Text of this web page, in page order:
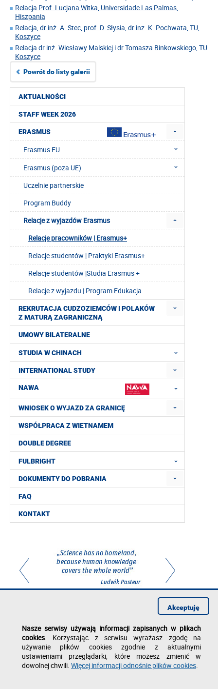
AKTUALNOŚCI
STAFF WEEK 2026
ERASMUS
Erasmus EU
Erasmus (poza UE)
Uczelnie partnerskie
Program Buddy
Relacje z wyjazdów Erasmus
Relacje pracowników | Erasmus+
Relacje studentów | Praktyki Erasmus+
Relacje studentów |Studia Erasmus +
Relacje z wyjazdu | Program Edukacja
REKRUTACJA CUDZOZIEMCÓW I POLAKÓW
Z MATURĄ ZAGRANICZNĄ
UMOWY BILATERALNE
STUDIA W CHINACH
INTERNATIONAL STUDY
NAWA
WNIOSEK O WYJAZD ZA GRANICĘ
WSPÓŁPRACA Z WIETNAMEM
DOUBLE DEGREE
FULBRIGHT
DOKUMENTY DO POBRANIA
FAQ
KONTAKT
Relacja Prof. Lucjana Witka, Universidade Las Palmas,
Hiszpania
Relacja, dr inż. A. Stec, prof. D. Słysia, dr inz. K. Pochwata, TU,
Koszyce
Relacja dr inż. Wiesławy Malskiej i dr Tomasza Binkowskiego, TU
Koszyce
Powrót do listy galerii
Dział Współpracy Międzynarodowej
al. Powstańców Warszawy 12
Nasze serwisy używają informacji zapisanych w plikach
cookies. Korzystając z serwisu wyrażasz zgodę na
używanie plików cookies zgodnie z aktualnymi
ustawieniami przeglądarki, które możesz zmienić w
dowolnej chwili. Więcej informacji odnośnie plików cookies.
Akceptuję